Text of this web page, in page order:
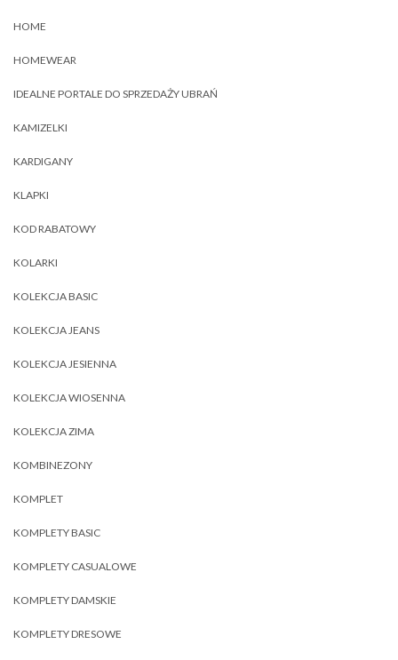
HOME
HOMEWEAR
IDEALNE PORTALE DO SPRZEDAŻY UBRAŃ
KAMIZELKI
KARDIGANY
KLAPKI
KOD RABATOWY
KOLARKI
KOLEKCJA BASIC
KOLEKCJA JEANS
KOLEKCJA JESIENNA
KOLEKCJA WIOSENNA
KOLEKCJA ZIMA
KOMBINEZONY
KOMPLET
KOMPLETY BASIC
KOMPLETY CASUALOWE
KOMPLETY DAMSKIE
KOMPLETY DRESOWE